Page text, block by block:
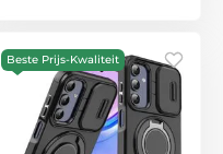
Beste Prijs-Kwaliteit